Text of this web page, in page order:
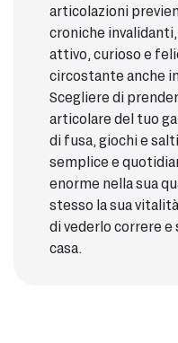
articolazioni
croniche
attivo, curioso e
circostante anche
Scegliere di
articolare del tuo
di fusa, giochi e
semplice e
enorme nella sua
stesso la sua
di vederlo correre
casa.